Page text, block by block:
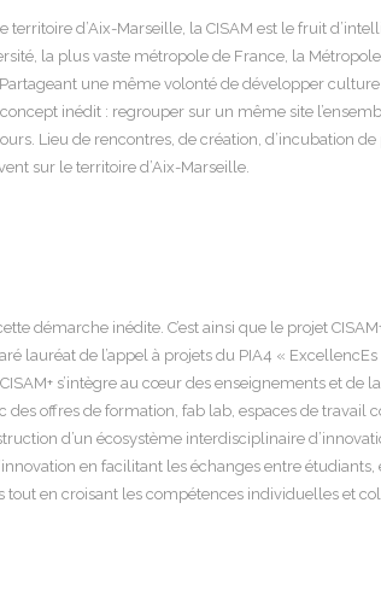
d’Aix-Marseille, la CISAM est le fruit
la plus vaste métropole de France, la
Partageant une même volonté de développer
inédit : regrouper sur un même site
Lieu de rencontres, de création, d’incubation de
sur le territoire d’Aix-Marseille.
démarche inédite. C’est ainsi que le projet
lauréat de l’appel à projets du PIA4 «
s’intègre au cœur des enseignements et de
offres de formation, fab lab, espaces de travail
d’un écosystème interdisciplinaire
en facilitant les échanges entre étudiants,
en croisant les compétences individuelles et